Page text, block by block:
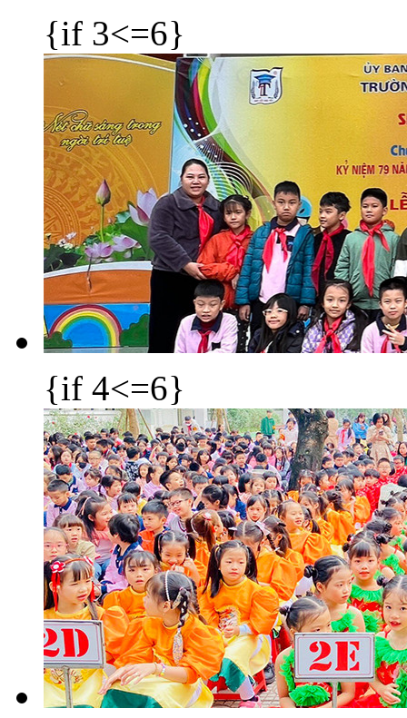
{if 3<=6}
{if 4<=6}